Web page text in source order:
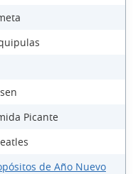
Picante
de Año Nuevo